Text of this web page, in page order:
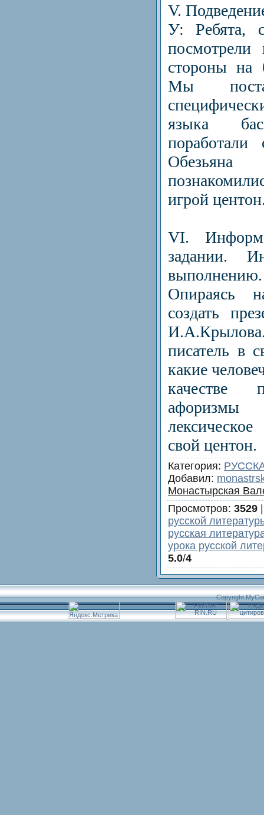
V.
У: Ребята,
стороны на
Мы
языка
игрой
VI.
задании.
выполнению.
Опираясь
создать
писатель в
какие
качестве
свой центон.
Категория:
Добавил:
Монастырская
Просмотров: 3529
русской
русская
урока русской
5.0/4
Copyright